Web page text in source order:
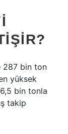
287 bin ton
yüksek
bin tonla
takip